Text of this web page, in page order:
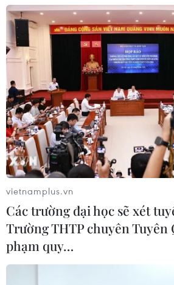
vietnamplus.vn
Các trường đại học sẽ xét
Trường THTP chuyên Tuyên
phạm quy…